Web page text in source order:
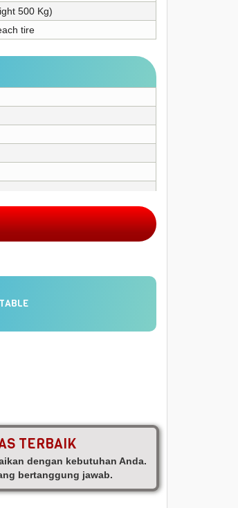
500 Kg)
tire
TERBAIK
dengan kebutuhan Anda.
bertanggung jawab.